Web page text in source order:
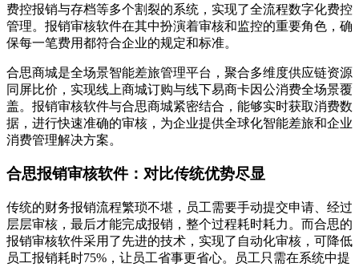
费控报销与存档等多个割裂的系统，实现了全流程数字化费控
管理。报销审核软件在其中扮演着审核和监控的重要角色，确
保每一笔费用都符合企业的规定和标准。
合思商城是全场景智能差旅管理平台，聚合多维度供应链资源
同屏比价，实现线上商城订购与线下易商卡因公消费全场景覆
盖。报销审核软件与合思商城紧密结合，能够实时获取消费数
据，进行快速准确的审核，为企业提供全球化智能差旅和企业
消费管理解决方案。
合思报销审核软件：对比传统优势尽显
传统的财务报销流程繁琐不堪，员工需要手动提交申请、经过
层层审核，最后才能完成报销，整个过程耗时耗力。而合思的
报销审核软件采用了先进的技术，实现了自动化审核，可降低
员工报销耗时75%，让员工省事更省心。员工只需在系统中提